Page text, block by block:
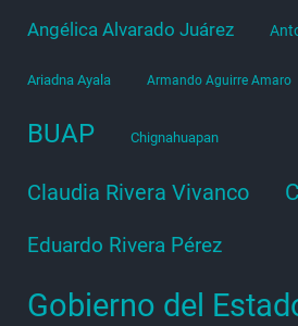
Angélica Alvarado Juárez
Ariadna Ayala Armando Aguirre Amaro
BUAP Chignahuapan
Claudia Rivera Vivanco
Eduardo Rivera Pérez
Gobierno del